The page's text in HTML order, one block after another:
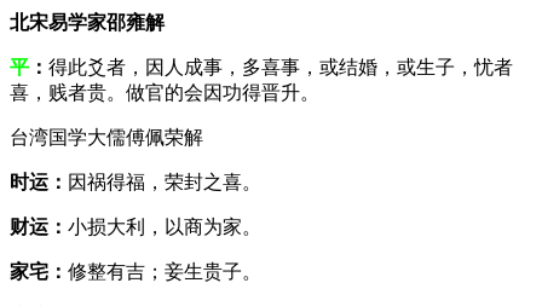
北宋易学家邵雍解
平 ： 得此爻者，因人成事，多喜事，或结婚，或生子，忧者
喜，贱者贵。做官的会因功得晋升。
台湾国学大儒傅佩荣解
时运： 因祸得福，荣封之喜。
财运： 小损大利，以商为家。
家宅： 修整有吉；妾生贵子。